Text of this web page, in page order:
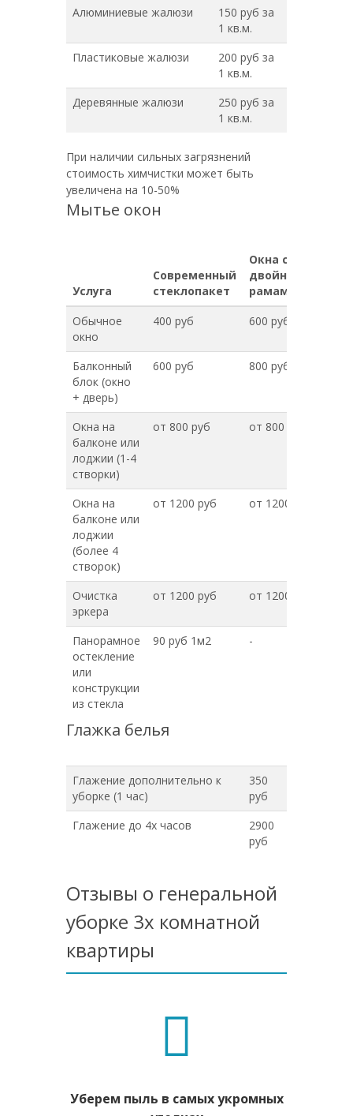
Алюминиевые жалюзи
150 руб за
1 кв.м.
Пластиковые жалюзи
200 руб за
1 кв.м.
Деревянные жалюзи
250 руб за
1 кв.м.
При наличии сильных загрязнений
стоимость химчистки может быть
увеличена на 10-50%
Мытье окон
Услуга
Современный
стеклопакет
Окна с
двойными
рамами
Обычное
окно
400 руб 600 руб
Балконный
блок (окно
+ дверь)
600 руб 800 руб
Окна на
балконе или
лоджии (1-4
створки)
от 800 руб от 800 руб
Окна на
балконе или
лоджии
(более 4
створок)
от 1200 руб от 1200 руб
Очистка
эркера
от 1200 руб от 1200 руб
Панорамное
остекление
или
конструкции
из стекла
90 руб 1м2 -
Глажка белья
Глажение дополнительно к
уборке (1 час)
350
руб
Глажение до 4х часов
2900
руб
Отзывы о генеральной
уборке 3х комнатной
квартиры
Уберем пыль в самых укромных